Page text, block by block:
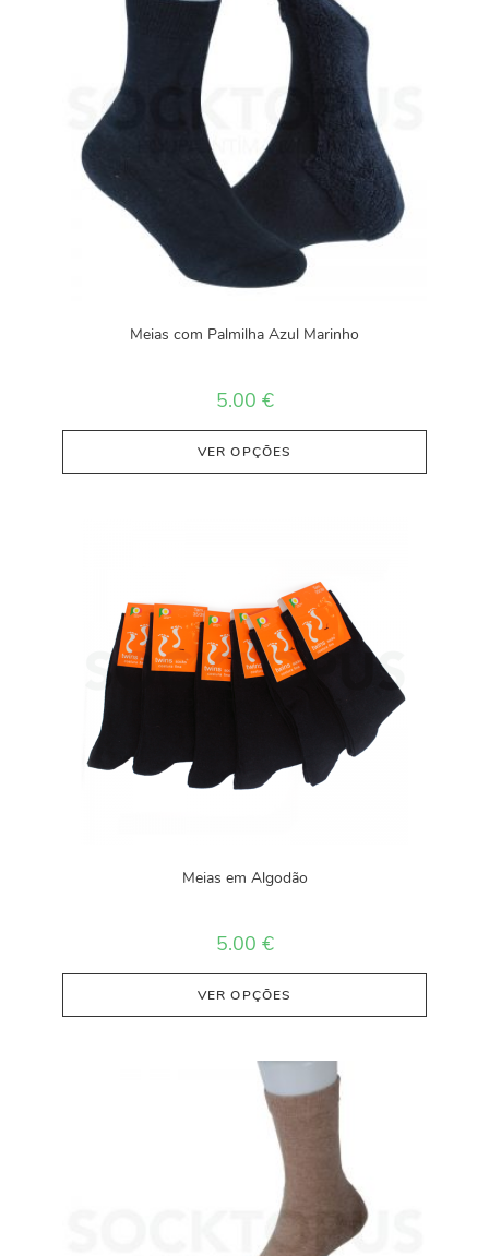
Meias com Palmilha Azul Marinho
5.00 €
VER OPÇÕES
Meias em Algodão
5.00 €
VER OPÇÕES